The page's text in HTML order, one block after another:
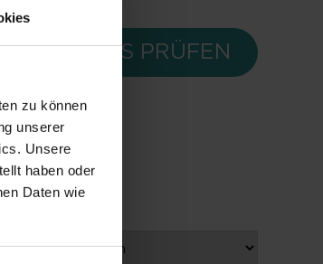
zu können
unserer
Unsere
haben oder
Daten wie
ANTRAGS PRÜFEN